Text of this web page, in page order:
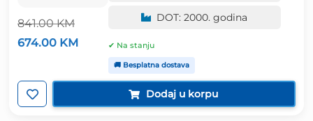
841.00KM
Izvorna
cijena
841.00 KM.
674.00 KM
Trenutna
cijena
674.00 KM.
DOT: 2000. godina
✔ Na stanju
🚚 Besplatna dostava
Dodaj u korpu